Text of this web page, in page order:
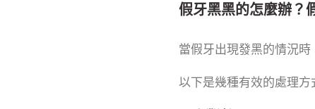
假牙黑黑的怎麼辦？
當假牙出現發黑的情況
以下是幾種有效的處理方